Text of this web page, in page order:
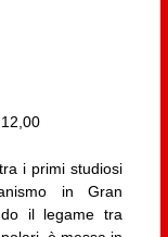
i primi studiosi
in Gran
il legame tra